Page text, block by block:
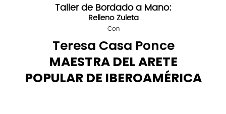
Taller de Bordado a Mano:
Relleno Zuleta
Con
Teresa Casa Ponce
MAESTRA DEL ARETE
POPULAR DE IBEROAMÉRICA